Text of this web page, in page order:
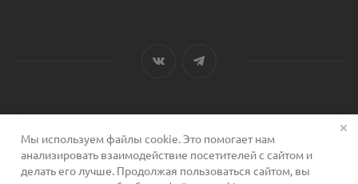
2026 © Сервис для косметологов
Мы используем файлы cookie. Это помогает нам
анализировать взаимодействие посетителей с сайтом и
делать его лучше. Продолжая пользоваться сайтом, вы